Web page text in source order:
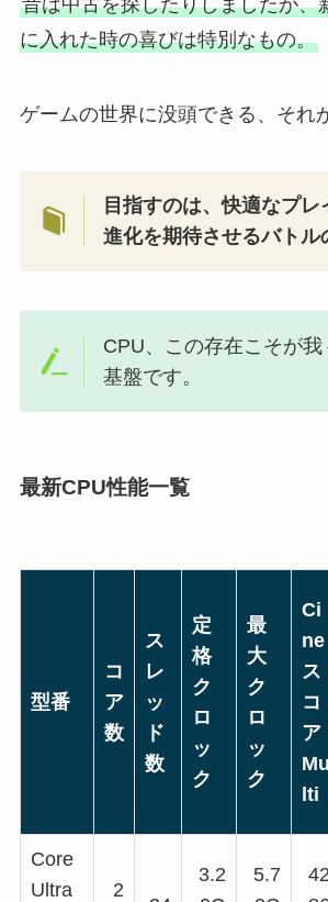
に入れた時の喜びは特別なもの。
ゲームの世界に没頭できる、それ
目指すのは、快適なプレ
進化を期待させるバトル
CPU、この存在こそが
基盤です。
最新CPU性能一覧
型番
コ
ア
数
ス
レ
ッ
ド
数
定
格
ク
ロ
ッ
ク
最
大
ク
ロ
ッ
ク
Ci
ne
ス
コ
ア
Mu
lti
Core
Ultra
2
3.2
5.7
42